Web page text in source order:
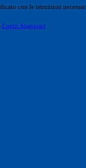
con le istruzioni
Login Spaggiari